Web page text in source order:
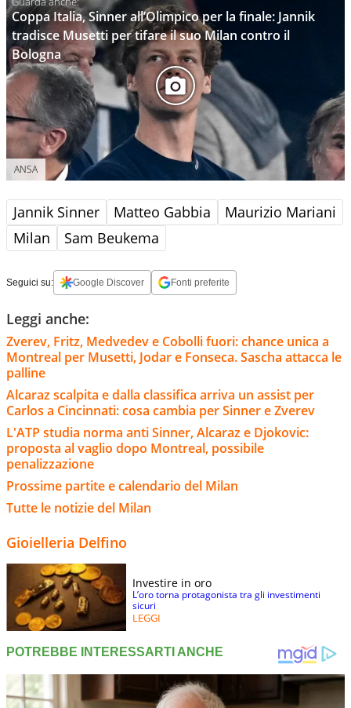
Coppa Italia, Sinner all’Olimpico per la finale: Jannik
tradisce Musetti per tifare il suo Milan contro il
Bologna
ANSA
Jannik Sinner Matteo Gabbia
Maurizio Mariani
Milan
Sam Beukema
Seguici su: Google Discover Fonti preferite
Leggi anche:
Zverev, Fritz, Medvedev e Cobolli fuori: chance unica a
Montreal per Musetti, Jodar e Fonseca. Sascha attacca le
palline
Alcaraz scalpita e dalla classifica arriva un assist per
Carlos a Cincinnati: cosa cambia per Sinner e Zverev
L'ATP studia norma anti Sinner, Alcaraz e Djokovic:
proposta al vaglio dopo Montreal, possibile
penalizzazione
Prossime partite e calendario del Milan
Tutte le notizie del Milan
Gioielleria Delfino
Investire in oro
L’oro torna protagonista tra gli investimenti
sicuri
LEGGI